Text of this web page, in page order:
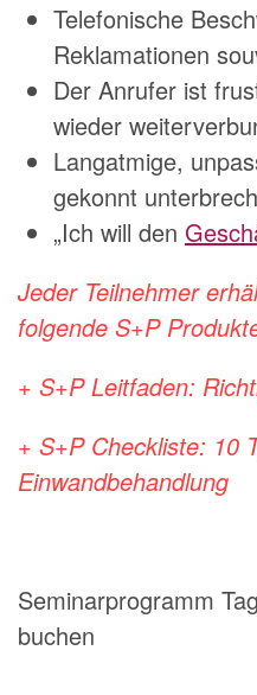
Telefonische
Reklamationen
Der Anrufer ist
wieder
Langatmige,
gekonnt
„Ich will den
Jeder Teilnehmer
folgende S+P
+ S+P Leitfaden:
+ S+P Checkliste: 10
Einwandbehandlung
Seminarprogramm
buchen